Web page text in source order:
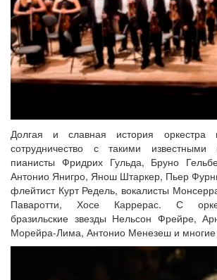
Долгая и славная история оркестра
сотрудничество с такими известными
пианисты Фридрих Гульда, Бруно
Антонио Янигро, Янош Штаркер, Пьер
флейтист Курт Редель, вокалисты
Паваротти, Хосе Каррерас. С
бразильские звезды Нельсон Фрейре,
Морейра-Лима, Антонио Менезеш и многие